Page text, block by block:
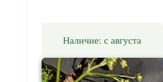
Наличие: с августа